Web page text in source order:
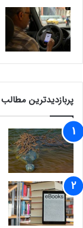
پربازدیدترین مطالب